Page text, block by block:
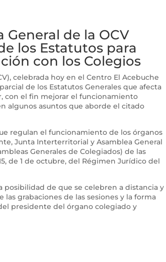
General de la OCV
los Estatutos para
con los Colegios
celebrada hoy en el Centro El Acebuche
de los Estatutos Generales que afecta
con el fin mejorar el funcionamiento
algunos asuntos que aborde el citado
regulan el funcionamiento de los órganos
Junta Interterritorial y Asamblea General
Generales de Colegiados) de las
de 1 de octubre, del Régimen Jurídico del
posibilidad de que se celebren a distancia y
grabaciones de las sesiones y la forma
presidente del órgano colegiado y